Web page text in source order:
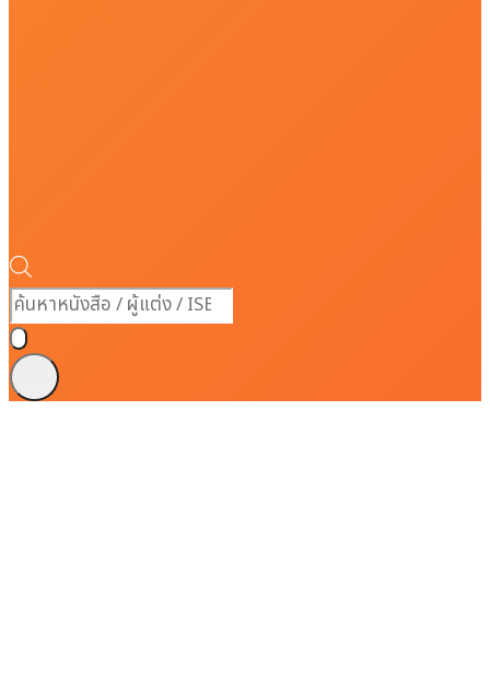
Products
search